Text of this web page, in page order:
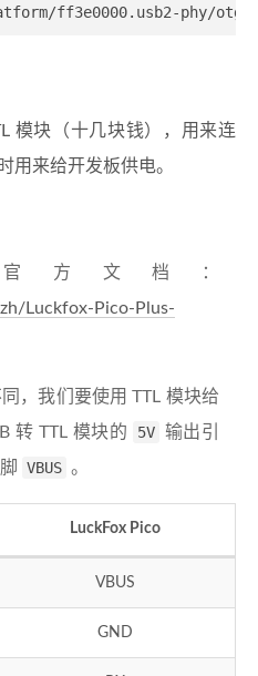
ff3e0000.usb2-phy/
模块（十几块钱），用来连
用来给开发板供电。
方文档：
Luckfox-Pico-Plus-
，我们要使用 TTL 模块给
转 TTL 模块的
5V 输出引
VBUS 。
LuckFox Pico
VBUS
GND